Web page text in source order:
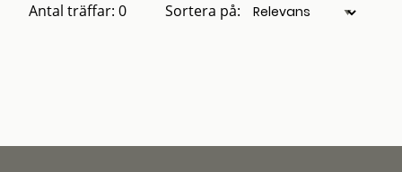
Antal träffar: 0 Sortera på: